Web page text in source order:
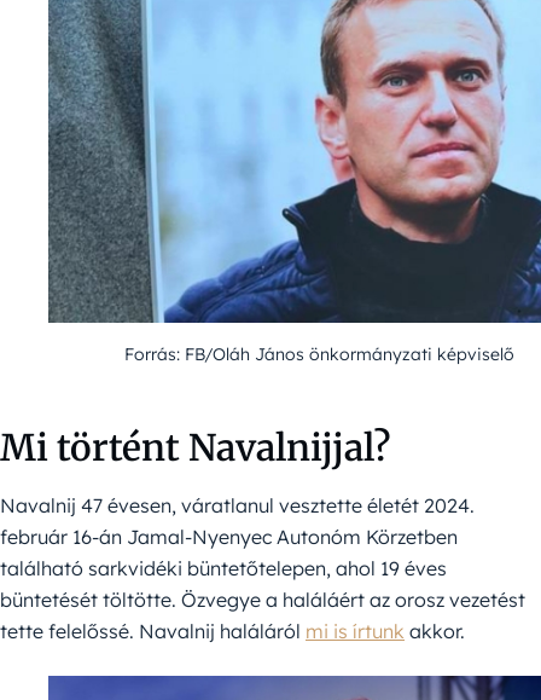
Forrás: FB/Oláh János önkormányzati képviselő
Mi történt Navalnijjal?
Navalnij 47 évesen, váratlanul vesztette életét 2024.
február 16-án Jamal-Nyenyec Autonóm Körzetben
található sarkvidéki büntetőtelepen, ahol 19 éves
büntetését töltötte. Özvegye a haláláért az orosz vezetést
tette felelőssé. Navalnij haláláról mi is írtunk akkor.